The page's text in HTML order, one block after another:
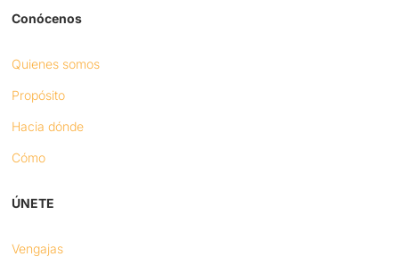
Conócenos
Quienes somos
Propósito
Hacia dónde
Cómo
ÚNETE
Vengajas